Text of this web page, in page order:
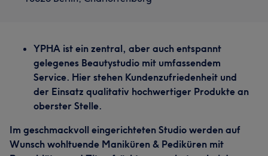
YPHA ist ein zentral, aber auch entspannt
gelegenes Beautystudio mit umfassendem
Service. Hier stehen Kundenzufriedenheit und
der Einsatz qualitativ hochwertiger Produkte an
oberster Stelle.
Im geschmackvoll eingerichteten Studio werden auf
Wunsch wohltuende Maniküren & Pediküren mit